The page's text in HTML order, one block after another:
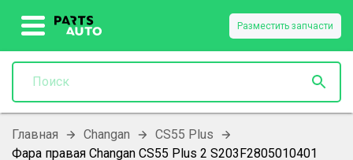
Разместить запчасти
Главная Changan
CS55 Plus
Фара правая Changan CS55 Plus 2 S203F2805010401